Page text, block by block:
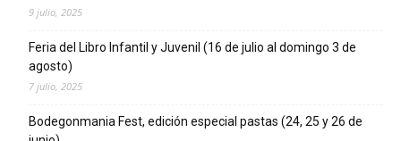
9 julio, 2025
Feria del Libro Infantil y Juvenil (16 de julio al domingo 3 de
agosto)
7 julio, 2025
Bodegonmania Fest, edición especial pastas (24, 25 y 26 de